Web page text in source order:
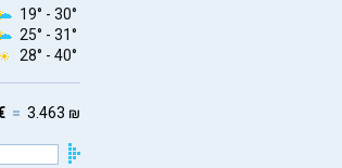
19° - 30°
25° - 31°
28° - 40°
3.463 ₪